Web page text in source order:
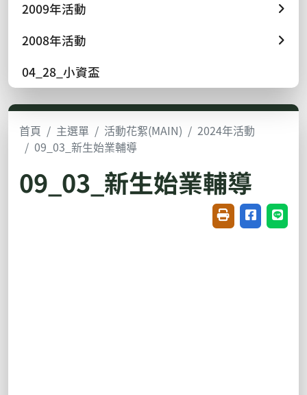
2009年活動
2008年活動
04_28_小資盃
首頁 主選單 活動花絮(MAIN)
2024年活動
09_03_新生始業輔導
09_03_新生始業輔導
友善列印(開新視
分享至臉書
分享